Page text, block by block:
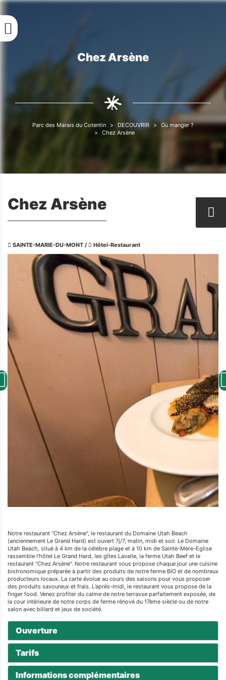
Aller
contenu
principal
Fil
d'Ariane
Chez Arsène
d'Ariane
Parc des Marais du Cotentin DECOUVRIR
Où manger ?
Chez Arsène
Chez Arsène
SAINTE-MARIE-DU-MONT / Hôtel-Restaurant
Notre restaurant "Chez Arsène", le restaurant du Domaine Utah Beach
(anciennement Le Grand Hard) est ouvert 7j/7, matin, midi et soir. Le Domaine
Utah Beach, situé à 4 km de la célèbre plage et à 10 km de Sainte-Mère-Eglise
rassemble l’hôtel Le Grand Hard, les gîtes Lavalle, la ferme Utah Beef et le
restaurant "Chez Arsène". Notre restaurant vous propose chaque jour une cuisine
bistronomique préparée à partir des produits de notre ferme BIO et de nombreux
producteurs locaux. La carte évolue au cours des saisons pour vous proposer
des produits savoureux et frais. L’après-midi, le restaurant vous propose de la
finger food. Venez profiter du calme de notre terrasse parfaitement exposée, de
la cour intérieure de notre corps de ferme rénové du 17ème siècle ou de notre
salon avec billard et jeux de société.
Ouverture
Tarifs
Informations complémentaires